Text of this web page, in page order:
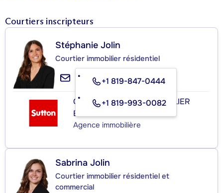
Courtiers inscripteurs
Stéphanie Jolin
Courtier immobilier résidentiel
+1 819-847-0444
+1 819-993-0082
GROUPE SUTTON-IMMOBILIER
ESTRIE
Agence immobilière
Sabrina Jolin
Courtier immobilier résidentiel et
commercial